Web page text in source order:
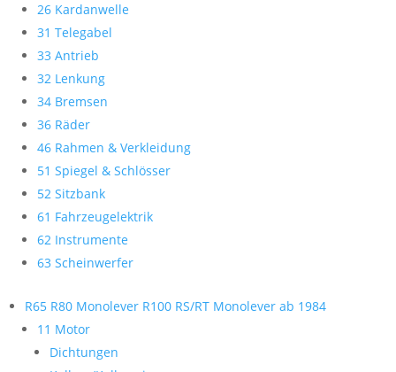
26 Kardanwelle
31 Telegabel
33 Antrieb
32 Lenkung
34 Bremsen
36 Räder
46 Rahmen & Verkleidung
51 Spiegel & Schlösser
52 Sitzbank
61 Fahrzeugelektrik
62 Instrumente
63 Scheinwerfer
R65 R80 Monolever R100 RS/RT Monolever ab 1984
11 Motor
Dichtungen